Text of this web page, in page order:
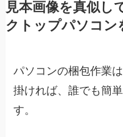
見本画像を真似し
クトップパソコン
パソコンの梱包作業
掛ければ、誰でも簡
す。